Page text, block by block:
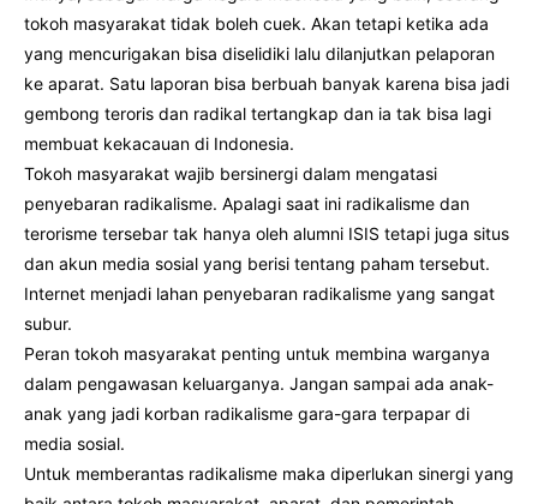
tokoh masyarakat tidak boleh cuek. Akan tetapi ketika ada
yang mencurigakan bisa diselidiki lalu dilanjutkan pelaporan
ke aparat. Satu laporan bisa berbuah banyak karena bisa jadi
gembong teroris dan radikal tertangkap dan ia tak bisa lagi
membuat kekacauan di Indonesia.
Tokoh masyarakat wajib bersinergi dalam mengatasi
penyebaran radikalisme. Apalagi saat ini radikalisme dan
terorisme tersebar tak hanya oleh alumni ISIS tetapi juga situs
dan akun media sosial yang berisi tentang paham tersebut.
Internet menjadi lahan penyebaran radikalisme yang sangat
subur.
Peran tokoh masyarakat penting untuk membina warganya
dalam pengawasan keluarganya. Jangan sampai ada anak-
anak yang jadi korban radikalisme gara-gara terpapar di
media sosial.
Untuk memberantas radikalisme maka diperlukan sinergi yang